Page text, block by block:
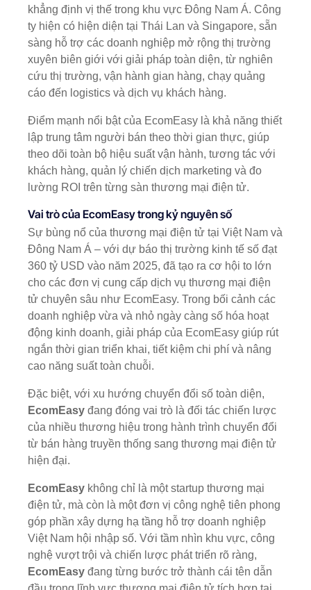
khẳng định vị thế trong khu vực Đông Nam Á. Công
ty hiện có hiện diện tại Thái Lan và Singapore, sẵn
sàng hỗ trợ các doanh nghiệp mở rộng thị trường
xuyên biên giới với giải pháp toàn diện, từ nghiên
cứu thị trường, vận hành gian hàng, chạy quảng
cáo đến logistics và dịch vụ khách hàng.
Điểm mạnh nổi bật của EcomEasy là khả năng thiết
lập trung tâm người bán theo thời gian thực, giúp
theo dõi toàn bộ hiệu suất vận hành, tương tác với
khách hàng, quản lý chiến dịch marketing và đo
lường ROI trên từng sàn thương mại điện tử.
Vai trò của EcomEasy trong kỷ nguyên số
Sự bùng nổ của thương mại điện tử tại Việt Nam và
Đông Nam Á – với dự báo thị trường kinh tế số đạt
360 tỷ USD vào năm 2025, đã tạo ra cơ hội to lớn
cho các đơn vị cung cấp dịch vụ thương mại điện
tử chuyên sâu như EcomEasy. Trong bối cảnh các
doanh nghiệp vừa và nhỏ ngày càng số hóa hoạt
động kinh doanh, giải pháp của EcomEasy giúp rút
ngắn thời gian triển khai, tiết kiệm chi phí và nâng
cao năng suất toàn chuỗi.
Đặc biệt, với xu hướng chuyển đổi số toàn diện,
EcomEasy đang đóng vai trò là đối tác chiến lược
của nhiều thương hiệu trong hành trình chuyển đổi
từ bán hàng truyền thống sang thương mại điện tử
hiện đại.
EcomEasy không chỉ là một startup thương mại
điện tử, mà còn là một đơn vị công nghệ tiên phong
góp phần xây dựng hạ tầng hỗ trợ doanh nghiệp
Việt Nam hội nhập số. Với tầm nhìn khu vực, công
nghệ vượt trội và chiến lược phát triển rõ ràng,
EcomEasy đang từng bước trở thành cái tên dẫn